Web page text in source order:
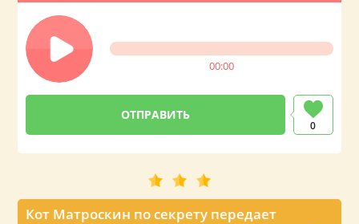
00:00
0
Кот Матроскин по секрету передает